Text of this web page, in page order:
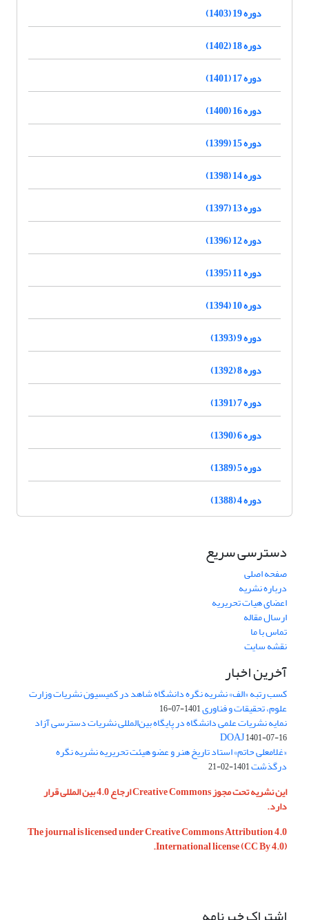
دوره 19 (1403)
دوره 18 (1402)
دوره 17 (1401)
دوره 16 (1400)
دوره 15 (1399)
دوره 14 (1398)
دوره 13 (1397)
دوره 12 (1396)
دوره 11 (1395)
دوره 10 (1394)
دوره 9 (1393)
دوره 8 (1392)
دوره 7 (1391)
دوره 6 (1390)
دوره 5 (1389)
دوره 4 (1388)
دسترسی سریع
صفحه اصلی
درباره نشریه
اعضای هیات تحریریه
ارسال مقاله
تماس با ما
نقشه سایت
آخرین اخبار
کسب رتبه «الف» نشریه نگره دانشگاه شاهد در کمیسیون نشریات وزارت
علوم، تحقیقات و فناوری1401-07-16
نمایه نشریات علمی دانشگاه در پایگاه بین‌المللی نشریات دسترسی آزاد
DOAJ1401-07-16
«غلامعلی حاتم» استاد تاریخ هنر و عضو هیئت تحریریه نشریه نگره
درگذشت1401-02-21
این نشریه تحت مجوز Creative Commons ارجاع 4.0 بین المللی قرار
دارد.
The journal is licensed under Creative Commons Attribution 4.0
International license (CC By 4.0).